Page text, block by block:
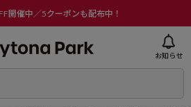
開催中／5クーポンも配布中！
お知らせ